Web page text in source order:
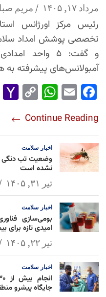
مرداد ۱۷, ۱۴۰۵ مریم
رئیس مرکز اورژانس
تخصصی پوشش امداد
و گفت: ۵ واحد
آمبولانس‌های پیشرفته به
Fac
ok
Em
Wh
Ap
p
Co
Lin
k
l
Continue Reading
اخبار سلامت
وضعیت تب دنگی
نشده است
تیر ۳۱, ۱۴۰۵
اخبار سلامت
بومی‌سازی
امیدی تازه برای
تیر ۲۲, ۱۴۰۵
اخبار سلامت
جایگاه پیشرو منطقه با ۳۸